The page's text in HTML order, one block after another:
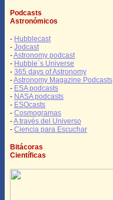
Podcasts
Astronómicos
- Hubblecast
- Jodcast
-Astronomy podcast
- Hubble´s Universe
- 365 days of Astronomy
-Astronomy Magazine Podcasts
- ESA podcasts
- NASA podcasts
- ESOcasts
- Cosmogramas
-A través del Universo
- Ciencia para Escuchar
Bitácoras
Científicas